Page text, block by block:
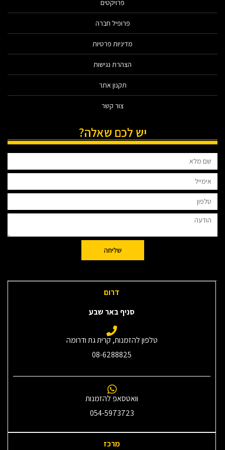
פרויקטים
פרופיל חברה
מדיניות פרטיות
הצהרת נגישות
תקנון אתר
צור קשר
יש לכם שאלה?
שליחה
דרום
סניף באר שבע
טלפון להזמנות, קרית גת ודרומה
08-6288825
וואטסאפ להזמנות
054-5973723
מרכז